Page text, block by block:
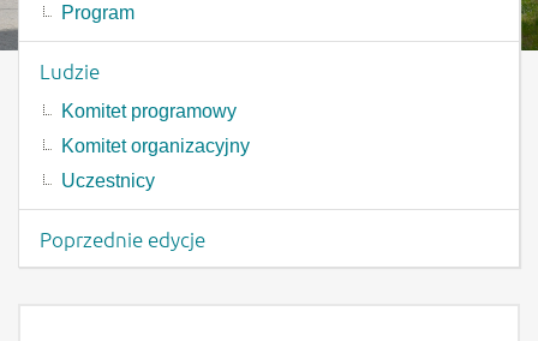
Program
Ludzie
Komitet programowy
Komitet organizacyjny
Uczestnicy
Poprzednie edycje